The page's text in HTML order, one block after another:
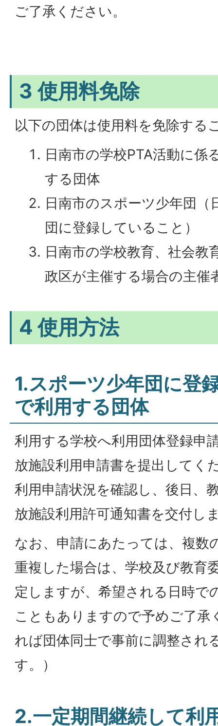
ご了承ください。
3 使用料免除
以下の団体は使用料を免除する
日南市の学校PTA活動に係
する団体
日南市のスポーツ少年団（
団に登録していること）
日南市の学校教育、社会教
政区が主催する場合の主催
4 使用方法
1.スポーツ少年団に登
で利用する団体
利用する学校へ利用団体登録申
放施設利用申請書を提出してく
利用申請状況を確認し、後日、
放施設利用許可通知書を交付し
なお、申請にあたっては、複数
重複した場合は、学校及び教育
定しますが、希望される日時で
こともありますので予めご了承
れば団体同士で事前に調整され
す。）
2.一定期間継続して利